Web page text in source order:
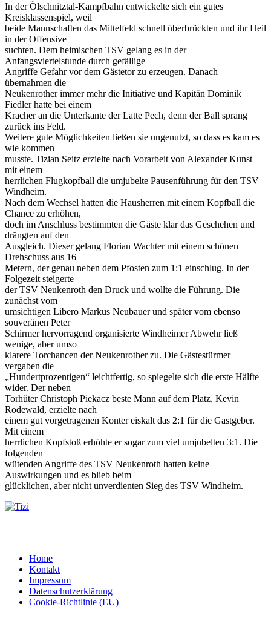
In der Ölschnitztal-Kampfbahn entwickelte sich ein gutes
Kreisklassenspiel, weil
beide Mannschaften das Mittelfeld schnell überbrückten und ihr Heil
in der Offensive
suchten. Dem heimischen TSV gelang es in der
Anfangsviertelstunde durch gefällige
Angriffe Gefahr vor dem Gästetor zu erzeugen. Danach
übernahmen die
Neukenrother immer mehr die Initiative und Kapitän Dominik
Fiedler hatte bei einem
Kracher an die Unterkante der Latte Pech, denn der Ball sprang
zurück ins Feld.
Weitere gute Möglichkeiten ließen sie ungenutzt, so dass es kam es
wie kommen
musste. Tizian Seitz erzielte nach Vorarbeit von Alexander Kunst
mit einem
herrlichen Flugkopfball die umjubelte Pausenführung für den TSV
Windheim.
Nach dem Wechsel hatten die Hausherren mit einem Kopfball die
Chance zu erhöhen,
doch im Anschluss bestimmten die Gäste klar das Geschehen und
drängten auf den
Ausgleich. Dieser gelang Florian Wachter mit einem schönen
Drehschuss aus 16
Metern, der genau neben dem Pfosten zum 1:1 einschlug. In der
Folgezeit steigerte
der TSV Neukenroth den Druck und wollte die Führung. Die
zunächst vom
umsichtigen Libero Markus Neubauer und später vom ebenso
souveränen Peter
Schirmer hervorragend organisierte Windheimer Abwehr ließ
wenige, aber umso
klarere Torchancen der Neukenrother zu. Die Gästestürmer
vergaben die
„Hundertprozentigen“ leichtfertig, so spiegelte sich die erste Hälfte
wider. Der neben
Torhüter Christoph Piekacz beste Mann auf dem Platz, Kevin
Rodewald, erzielte nach
einem gut vorgetragenen Konter eiskalt das 2:1 für die Gastgeber.
Mit einem
herrlichen Kopfstoß erhöhte er sogar zum viel umjubelten 3:1. Die
folgenden
wütenden Angriffe des TSV Neukenroth hatten keine
Auswirkungen und es blieb beim
glücklichen, aber nicht unverdienten Sieg des TSV Windheim.
Home
Kontakt
Impressum
Datenschutzerklärung
Cookie-Richtlinie (EU)